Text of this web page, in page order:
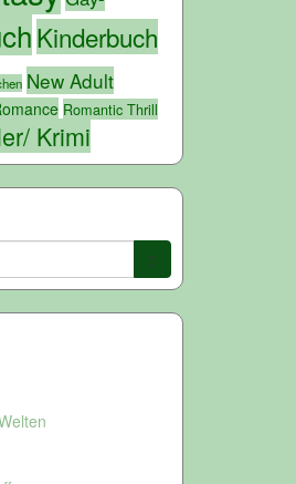
Kinderbuch
New Adult
Romantic Thrill
Krimi